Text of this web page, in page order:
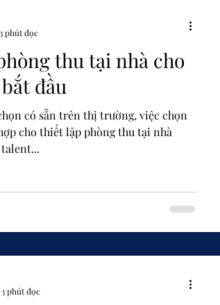
thu tại nhà cho
đầu
có sẵn trên thị trường, việc chọn
cho thiết lập phòng thu tại nhà
3 phút đọc
3 phút đọc